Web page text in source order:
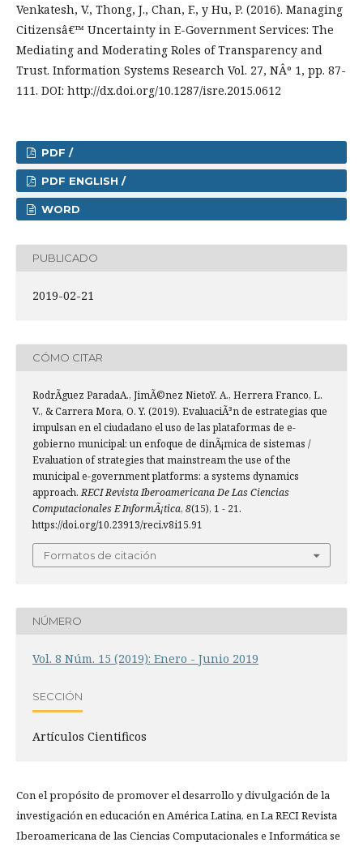
Venkatesh, V., Thong, J., Chan, F., y Hu, P. (2016). Managing
Citizensâ€™ Uncertainty in E-Government Services: The
Mediating and Moderating Roles of Transparency and
Trust. Information Systems Research Vol. 27, NÂº 1, pp. 87-
111. DOI: http://dx.doi.org/10.1287/isre.2015.0612
PDF /
PDF ENGLISH /
WORD
PUBLICADO
2019-02-21
CÓMO CITAR
RodrÃ­guez ParadaA., JimÃ©nez NietoY. A., Herrera Franco, L.
V., & Carrera Mora, O. Y. (2019). EvaluaciÃ³n de estrategias que
impulsan en el ciudadano el uso de las plataformas de e-
gobierno municipal: un enfoque de dinÃ¡mica de sistemas /
Evaluation of strategies that mainstream the use of the
municipal e-government platforms: a systems dynamics
approach.RECI Revista Iberoamericana De Las Ciencias
Computacionales E InformÃ¡tica, 8(15), 1 - 21.
https://doi.org/10.23913/reci.v8i15.91
Formatos de citación
NÚMERO
Vol. 8 Núm. 15 (2019): Enero - Junio 2019
SECCIÓN
Artículos Cientificos
Con el propósito de promover el desarrollo y divulgación de la
investigación en educación en América Latina, en La RECI Revista
Iberoamericana de las Ciencias Computacionales e Informática se